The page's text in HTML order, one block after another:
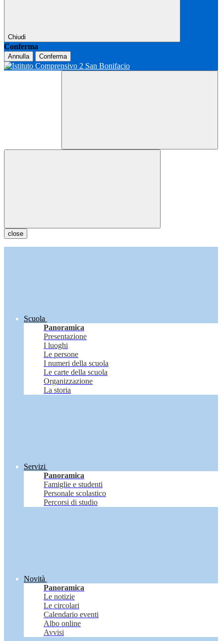
Chiudi
Conferma
Annulla Conferma
close
Scuola
Panoramica
Presentazione
I luoghi
Le persone
I numeri della scuola
Le carte della scuola
Organizzazione
La storia
Servizi
Panoramica
Famiglie e studenti
Personale scolastico
Percorsi di studio
Novità
Panoramica
Le notizie
Le circolari
Calendario eventi
Albo online
Avvisi